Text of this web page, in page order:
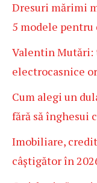
Dresuri mărimi
5 modele
Valentin Mutări:
electrocasnice
Cum alegi un
fără să înghesui
Imobiliare,
câștigător în